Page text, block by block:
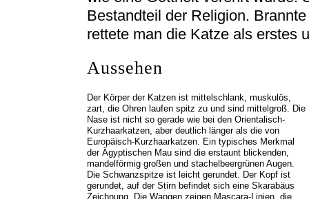
Bestandteil der Religion.
rettete man die Katze als erstes
Aussehen
Der Körper der Katzen ist mittelschlank, muskulös,
zart, die Ohren laufen spitz zu und sind mittelgroß. Die
Nase ist nicht so gerade wie bei den Orientalisch-
Kurzhaarkatzen, aber deutlich länger als die von
Europäisch-Kurzhaarkatzen. Ein typisches Merkmal
der Ägyptischen Mau sind die erstaunt blickenden,
mandelförmig großen und stachelbeergrünen Augen.
Die Schwanzspitze ist leicht gerundet. Der Kopf ist
gerundet, auf der Stirn befindet sich eine Skarabäus
Zeichnung. Die Wangen zeigen Mascara-Linien, die